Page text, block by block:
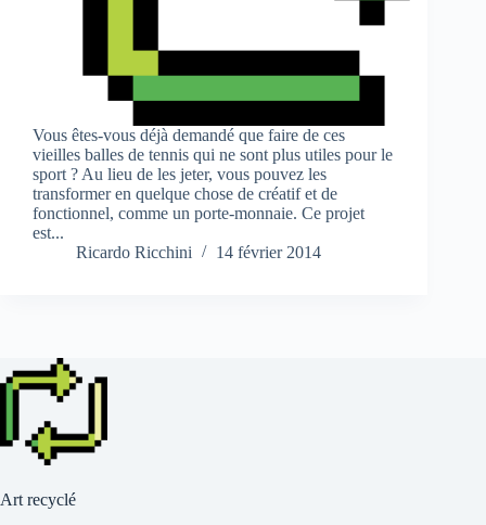
Vous êtes-vous déjà demandé que faire de ces
vieilles balles de tennis qui ne sont plus utiles pour le
sport ? Au lieu de les jeter, vous pouvez les
transformer en quelque chose de créatif et de
fonctionnel, comme un porte-monnaie. Ce projet
est...
Ricardo Ricchini
14 février 2014
Art recyclé